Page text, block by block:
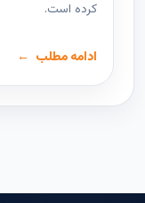
کرده است.
ادامه مطلب